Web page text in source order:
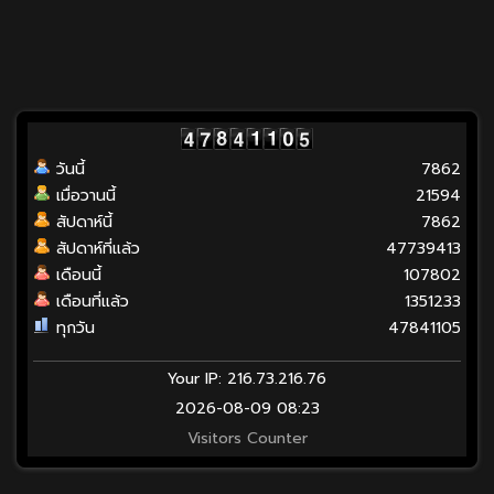
วันนี้
เมื่อวานนี้
สัปดาห์นี้
สัปดาห์ที่แล้ว
เดือนนี้
เดือนที่แล้ว
ทุกวัน
7862
21594
7862
47739413
107802
1351233
47841105
Your IP: 216.73.216.76
2026-08-09 08:23
Visitors Counter